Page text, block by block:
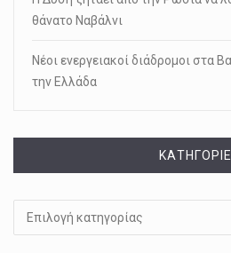
θάνατο Ναβάλνι
Νέοι ενεργειακοί διάδρομοι στα
την Ελλάδα